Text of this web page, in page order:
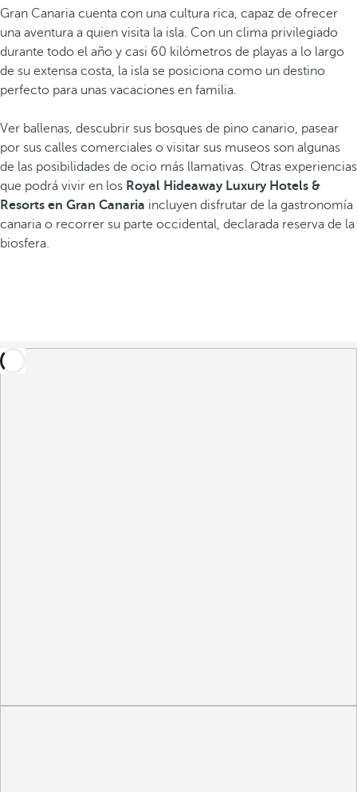
Gran Canaria cuenta con una cultura rica, capaz de ofrecer
una aventura a quien visita la isla. Con un clima privilegiado
durante todo el año y casi 60 kilómetros de playas a lo largo
de su extensa costa, la isla se posiciona como un destino
perfecto para unas vacaciones en familia.
Ver ballenas, descubrir sus bosques de pino canario, pasear
por sus calles comerciales o visitar sus museos son algunas
de las posibilidades de ocio más llamativas. Otras experiencias
que podrá vivir en los Royal Hideaway Luxury Hotels &
Resorts en Gran Canaria incluyen disfrutar de la gastronomía
canaria o recorrer su parte occidental, declarada reserva de la
biosfera.